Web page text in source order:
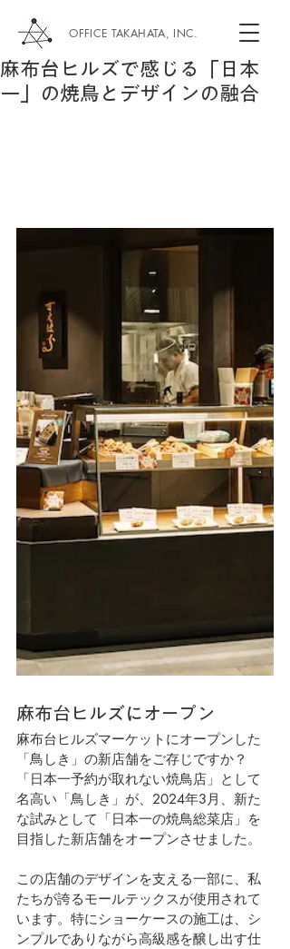
OFFICE TAKAHATA, INC.
麻布台ヒルズで感じる「日本
一」の焼鳥とデザインの融合
麻布台ヒルズにオープン
麻布台ヒルズマーケットにオープンした
「鳥しき」の新店舗をご存じですか？
「日本一予約が取れない焼鳥店」として
名高い「鳥しき」が、2024年3月、新た
な試みとして「日本一の焼鳥総菜店」を
目指した新店舗をオープンさせました。
この店舗のデザインを支える一部に、私
たちが誇るモールテックスが使用されて
います。特にショーケースの施工は、シ
ンプルでありながら高級感を醸し出す仕